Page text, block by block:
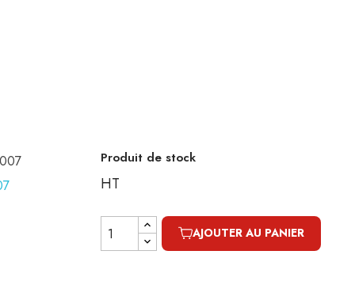
Produit de stock
HT
AJOUTER AU PANIER